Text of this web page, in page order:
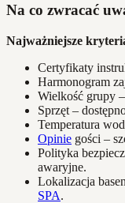
Na co zwracać
Najważniejsze
Certyfikaty
Harmonogram
Wielkość grupy
Sprzęt –
Temperatura
Opinie gości –
Polityka
awaryjne.
Lokalizacja
SPA.